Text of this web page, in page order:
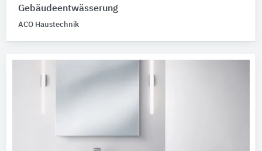
Gebäudeentwässerung
ACO Haustechnik